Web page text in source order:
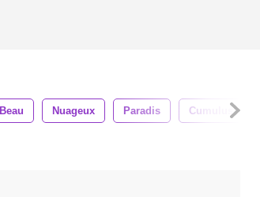
Beau Nuageux Paradis Cumulus